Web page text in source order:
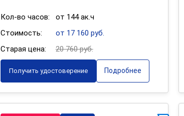
Кол-во часов:
от 144 ак.ч
Стоимость:
от 17 160 руб.
Старая цена:
20 760 руб.
Получить удостоверение Подробнее